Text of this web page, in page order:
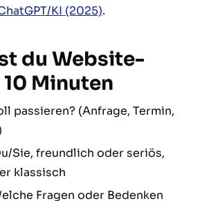
KI (2025).
du Website-
Minuten
passieren? (Anfrage, Termin,
Sie, freundlich oder seriös,
klassisch
Fragen oder Bedenken